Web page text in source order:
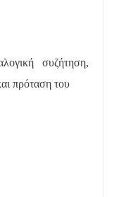
συζήτηση,
πρόταση του